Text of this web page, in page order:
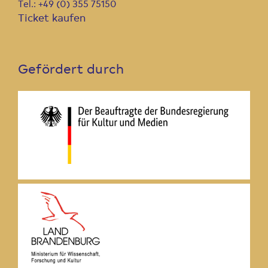
Tel.: +49 (0) 355 75150
Ticket kaufen
Gefördert durch